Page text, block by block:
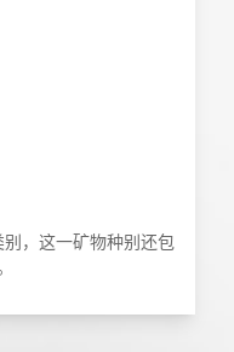
，这一矿物种别还包